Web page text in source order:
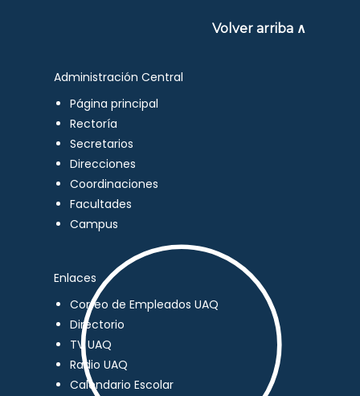
Volver arriba ∧
Administración Central
Página principal
Rectoría
Secretarios
Direcciones
Coordinaciones
Facultades
Campus
Enlaces
Correo de Empleados UAQ
Directorio
TV UAQ
Radio UAQ
Calendario Escolar